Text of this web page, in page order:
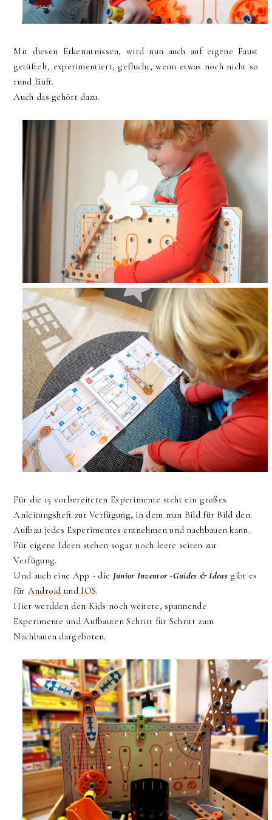
Mit diesen Erkenntnissen, wird nun auch auf eigene Faust
getüftelt, experimentiert, geflucht, wenn etwas noch nicht so
rund läuft.
Auch das gehört dazu.
Für die 15 vorbereiteten Experimente steht ein großes
Anleitungsheft zur Verfügung, in dem man Bild für Bild den
Aufbau jedes Experimentes entnehmen und nachbauen kann.
Für eigene Ideen stehen sogar noch leere seiten zur
Verfügung.
Und auch eine App - die Junior Inventor -Guides & Ideasgibt es
für AndroidundIOS.
Hier werdden den Kids noch weitere, spannende
Experimente und Aufbauten Schritt für Schritt zum
Nachbauen dargeboten.